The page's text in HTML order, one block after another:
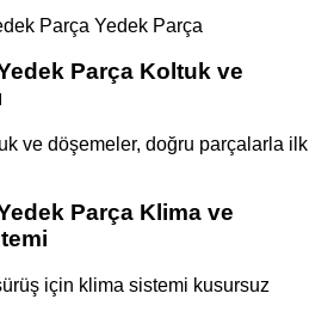
Parça Koltuk ve
ve döşemeler, doğru parçalarla ilk
Parça Klima ve
için klima sistemi kusursuz